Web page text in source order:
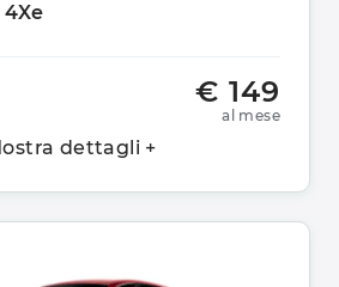
€ 149
al mese
dettagli +